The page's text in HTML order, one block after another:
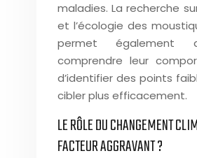
maladies. La recherche
et l’écologie des
permet également
comprendre leur
d’identifier des points
cibler plus efficacement.
LE RÔLE DU CHANGEMENT
FACTEUR AGGRAVANT ?